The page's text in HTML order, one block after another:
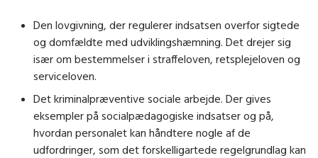
Den lovgivning, der regulerer indsatsen overfor sigtede
og domfældte med udviklingshæmning. Det drejer sig
især om bestemmelser i straffeloven, retsplejeloven og
serviceloven.
Det kriminalpræventive sociale arbejde. Der gives
eksempler på socialpædagogiske indsatser og på,
hvordan personalet kan håndtere nogle af de
udfordringer, som det forskelligartede regelgrundlag kan